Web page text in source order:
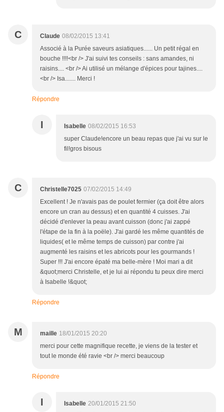
C Claude 08/02/2015 13:41
Associé à la Purée saveurs asiatiques...... Un petit régal en
bouche !!!!<br /> J'ai suivi tes conseils : sans amandes, ni
raisins.... <br /> Ai utilisé un mélange d'épices pour tajines....
<br /> Isa....... Merci !
Répondre
I Isabelle 08/02/2015 16:53
super Claude!encore un beau repas que j'ai vu sur le
fil!gros bisous
C Christelle7025 07/02/2015 14:49
Excellent ! Je n'avais pas de poulet fermier (ça doit être alors
encore un cran au dessus) et en quantité 4 cuisses. J'ai
décidé d'enlever la peau avant cuisson (donc j'ai zappé
l'étape de la fin à la poële). J'ai gardé les même quantités de
liquides( et le même temps de cuisson) par contre j'ai
augmenté les raisins et les abricots pour les gourmands !
Super !!! J'ai encore épaté ma belle-mère ! Moi mari a dit
&quot;merci Christelle, et je lui ai répondu tu peux dire merci
à Isabelle !&quot;
Répondre
M maille 18/01/2015 20:20
merci pour cette magnifique recette, je viens de la tester et
tout le monde été ravie <br /> merci beaucoup
Répondre
I Isabelle 20/01/2015 21:50